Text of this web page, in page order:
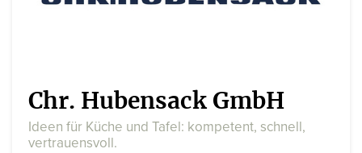
Chr. Hubensack GmbH
Ideen für Küche und Tafel: kompetent, schnell,
vertrauensvoll.